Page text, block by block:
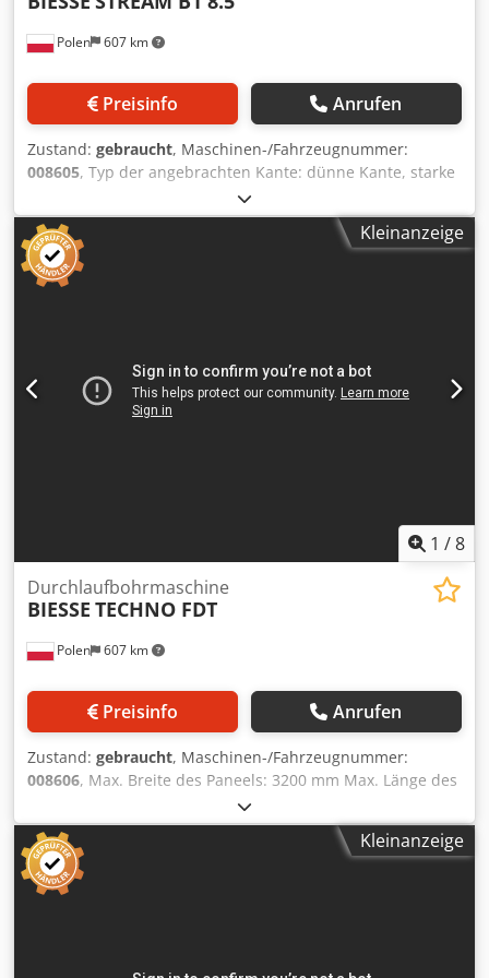
Zusätzlicher austauschbarer Leimbehälter • Im
Radiusabstreifer + Leimfugenabstreifer • Im Lieferumfang
enthaltene Ausrüstung / Einheiten: Polier- und
/ Einheiten: Sprüheinheiten für Antihaftmittel vorne und
hinten • Zustand: Sehr guter Zustand, bis zum Verkauf im
täglichen Produktionsbetrieb eingesetzt (laut Angaben des
Verkäufers) • Betriebsstundenzähler: 526.175 verarbeitete
Platten • Betriebsstundenzähler: 351.289 verarbeitete
Laufmeter (Stand: 14.05.2026) • Entspricht einer regulären
Polen 607 km
Preisinfo Anrufen
Zustand: gebraucht, Maschinen-/Fahrzeugnummer:
008605, Typ der angebrachten Kante: dünne Kante, starke
Kante Klebesystem: EVA Credpozqz Rijfx Akqjf Fügefräsen:
ja Multifunktionsaggregat: ja Oberfräsaggregat: ja Max.
Vortriebsgeschwindigkeit: 40 m/min Maximale
Plattendicke: 60 mm Arbeitsaggregate: 9 nr
Kleinanzeige
1 /8
Polen 607 km
Durchlaufbohrmaschine
BIESSE TECHNO FDT
Preisinfo Anrufen
Zustand: gebraucht, Maschinen-/Fahrzeugnummer:
008606, Max. Breite des Paneels: 3200 mm Max. Länge des
Paneels: 1000 mm Crsdpfxjzqz Rco Akqef Anzahl
Aggregate: 5 Anzahl Aggregate: 2 Positionierung über NC
Steuerung: ja Seitliche horizontale Gruppen: jaKleinanzeige